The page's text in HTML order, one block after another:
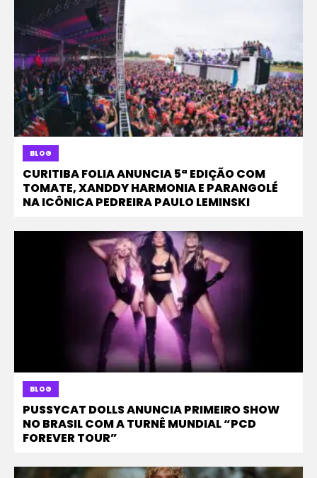
BLOG
CURITIBA FOLIA ANUNCIA 5ª EDIÇÃO COM
TOMATE, XANDDY HARMONIA E PARANGOLÉ
NA ICÔNICA PEDREIRA PAULO LEMINSKI
BLOG
PUSSYCAT DOLLS ANUNCIA PRIMEIRO SHOW
NO BRASIL COM A TURNÊ MUNDIAL “PCD
FOREVER TOUR”